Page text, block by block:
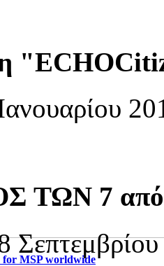
MSP worldwide
ΤΩΝ 7 από